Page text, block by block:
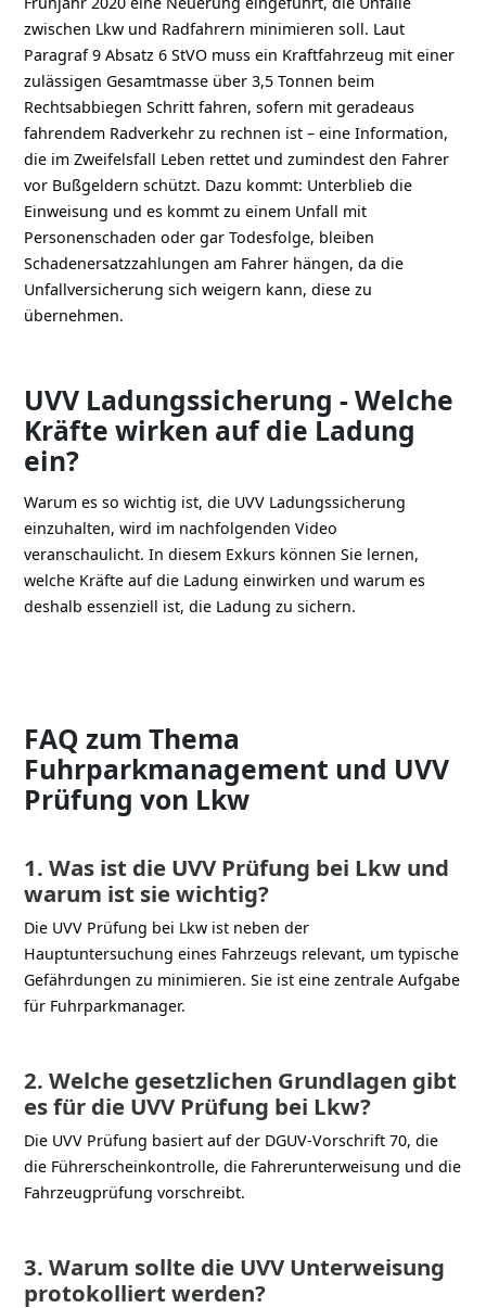
zwischen Lkw und Radfahrern minimieren soll. Laut
Paragraf 9 Absatz 6 StVO muss ein Kraftfahrzeug mit einer
zulässigen Gesamtmasse über 3,5 Tonnen beim
Rechtsabbiegen Schritt fahren, sofern mit geradeaus
fahrendem Radverkehr zu rechnen ist – eine Information,
die im Zweifelsfall Leben rettet und zumindest den Fahrer
vor Bußgeldern schützt. Dazu kommt: Unterblieb die
Einweisung und es kommt zu einem Unfall mit
Personenschaden oder gar Todesfolge, bleiben
Schadenersatzzahlungen am Fahrer hängen, da die
Unfallversicherung sich weigern kann, diese zu
übernehmen.
UVV Ladungssicherung - Welche
Kräfte wirken auf die Ladung
ein?
Warum es so wichtig ist, die UVV Ladungssicherung
einzuhalten, wird im nachfolgenden Video
veranschaulicht. In diesem Exkurs können Sie lernen,
welche Kräfte auf die Ladung einwirken und warum es
deshalb essenziell ist, die Ladung zu sichern.
FAQ zum Thema
Fuhrparkmanagement und UVV
Prüfung von Lkw
1. Was ist die UVV Prüfung bei Lkw und
warum ist sie wichtig?
Die UVV Prüfung bei Lkw ist neben der
Hauptuntersuchung eines Fahrzeugs relevant, um typische
Gefährdungen zu minimieren. Sie ist eine zentrale Aufgabe
für Fuhrparkmanager.
2. Welche gesetzlichen Grundlagen gibt
es für die UVV Prüfung bei Lkw?
Die UVV Prüfung basiert auf der DGUV-Vorschrift 70, die
die Führerscheinkontrolle, die Fahrerunterweisung und die
Fahrzeugprüfung vorschreibt.
3. Warum sollte die UVV Unterweisung
protokolliert werden?